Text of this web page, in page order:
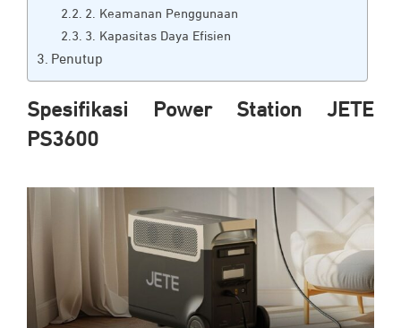
2. Keamanan Penggunaan
3. Kapasitas Daya Efisien
Penutup
Spesifikasi Power Station JETE
PS3600